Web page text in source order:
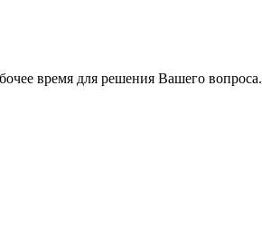
время для решения Вашего вопроса.